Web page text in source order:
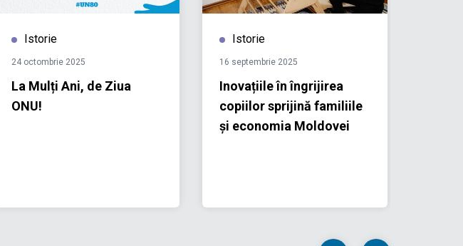
Istorie
24 octombrie 2025
La Mulți Ani, de Ziua
ONU!
Istorie
16 septembrie 2025
Inovațiile în îngrijirea
copiilor sprijină familiile
și economia Moldovei